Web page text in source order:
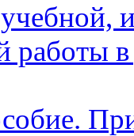
работы